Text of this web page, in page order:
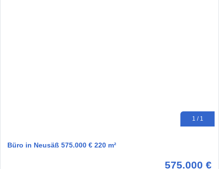
1 / 1
Büro in Neusäß 575.000 € 220 m²
575.000 €